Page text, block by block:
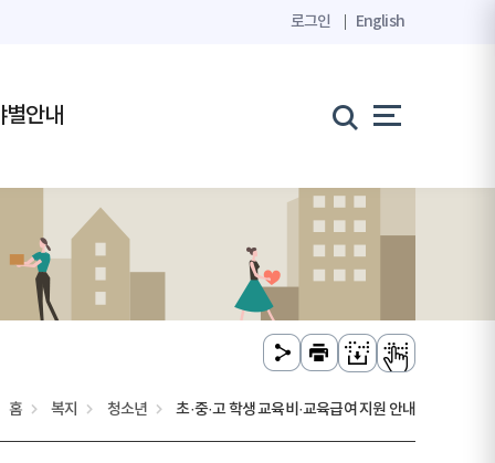
로그인 English
별안내
홈 복지 청소년 초·중·고 학생 교육비·교육급여 지원 안내